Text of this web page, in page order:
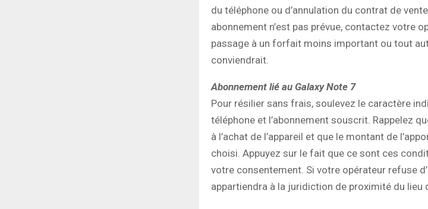
du téléphone ou d’annulation du contrat de
abonnement n’est pas prévue, contactez votre
passage à un forfait moins important ou tout
conviendrait.
Abonnement lié au Galaxy Note 7
Pour résilier sans frais, soulevez le caractère
téléphone et l’abonnement souscrit. Rappelez
à l’achat de l’appareil et que le montant de
choisi. Appuyez sur le fait que ce sont ces
votre consentement. Si votre opérateur refuse
appartiendra à la juridiction de proximité du lieu